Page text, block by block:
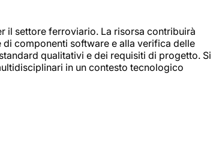
il settore ferroviario. La risorsa contribuirà
componenti software e alla verifica delle
qualitativi e dei requisiti di progetto. Si
in un contesto tecnologico